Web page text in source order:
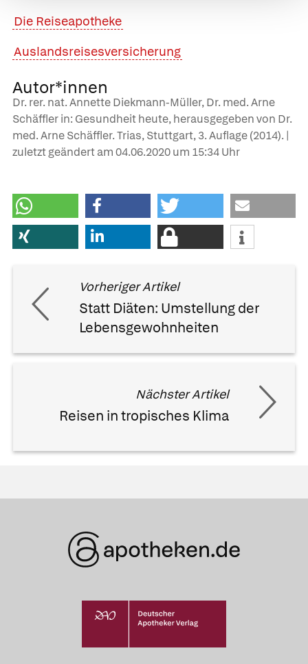
Die Reiseapotheke
Auslandsreisesversicherung
Autor*innen
Dr. rer. nat. Annette Diekmann-Müller, Dr. med. Arne
Schäffler in: Gesundheit heute, herausgegeben von Dr.
med. Arne Schäffler. Trias, Stuttgart, 3. Auflage (2014). |
zuletzt geändert am04.06.2020um 15:34 Uhr
Vorheriger Artikel
Statt Diäten: Umstellung der
Lebensgewohnheiten
Nächster Artikel
Reisen in tropisches Klima